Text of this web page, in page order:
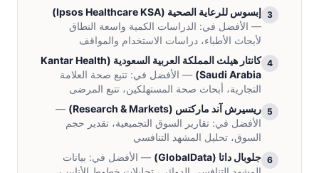
3 إبسوس للرعاية الصحية (
Ipsos Healthcare KSA
)
— الأفضل في: الدراسات الكمية واسعة النطاق
لأبحاث الأطباء، دراسات الاستخدام والمواقف
4 كانتار هيلث المملكة العربية السعودية (
Kantar Health
Saudi Arabia
) — الأفضل في: تتبع صحة العلامة
التجارية، أبحاث صحة المستهلكين، تتبع المرضى
5 ريسيرش آند ماركتس (
Research & Markets
)
—
الأفضل في: تقارير السوق التجميعية، تقدير حجم
السوق، تحليل المشهد التنافسي
6 جلوبال داتا (
GlobalData
) — الأفضل في: بيانات